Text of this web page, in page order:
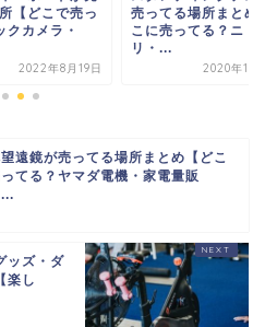
場所まとめ【ど
てる？ニト
2020年11月30日
場所【どこに売っ
文具・事務用品店
マ...
2021年
遠鏡が売ってる場所まとめ【どこ
てる？ヤマダ電機・家電量販
ッズ・ダ
楽し